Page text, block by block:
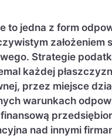
to jedna z form
Strategie
każdej
przez miejsce
warunkach
nad innymi